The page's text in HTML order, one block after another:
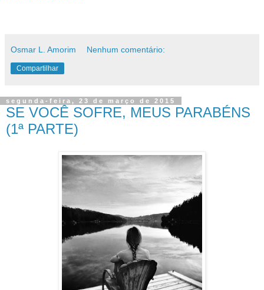
Osmar L. Amorim Nenhum comentário:
Compartilhar
segunda-feira, 23 de março de 2015
SE VOCÊ SOFRE, MEUS PARABÉNS
(1ª PARTE)